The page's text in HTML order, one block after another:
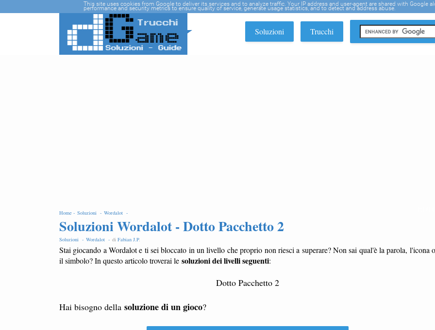
Soluzioni Trucchi
Home - Soluzioni - Wordalot -
Soluzioni Wordalot - Dotto Pacchetto 2
Soluzioni - Wordalot - di Fabian J.P.
Stai giocando a Wordalot e ti sei bloccato in un livello che proprio non riesci a superare? Non sai qual'è la parola, l'icona o
il simbolo? In questo articolo troverai le soluzioni dei livelli seguenti:
Dotto Pacchetto 2
Hai bisogno della soluzione di un gioco?
This site uses cookies from Google to deliver its services and to analyze traffic. Your IP address and user-agent are shared with Google
performance and security metrics to ensure quality of service, generate usage statistics, and to detect and address abuse.